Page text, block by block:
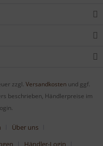
zzgl. Versandkosten und ggf.
beschrieben, Händlerpreise im
Über uns
Händler-Login